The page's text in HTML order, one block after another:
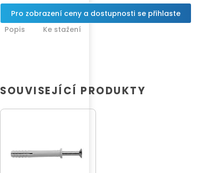
Pro zobrazení ceny a dostupnosti se přihlaste
Popis
Ke stažení
SOUVISEJÍCÍ PRODUKTY